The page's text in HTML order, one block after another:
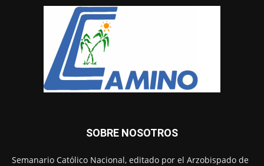
SOBRE NOSOTROS
Semanario Católico Nacional, editado por el Arzobispado de